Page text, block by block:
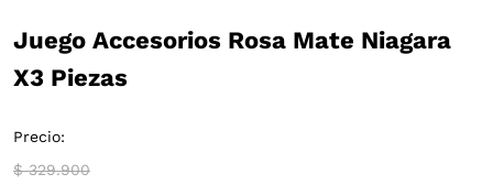
Juego Accesorios Rosa Mate Niagara
X3 Piezas
Precio:
$ 329.900